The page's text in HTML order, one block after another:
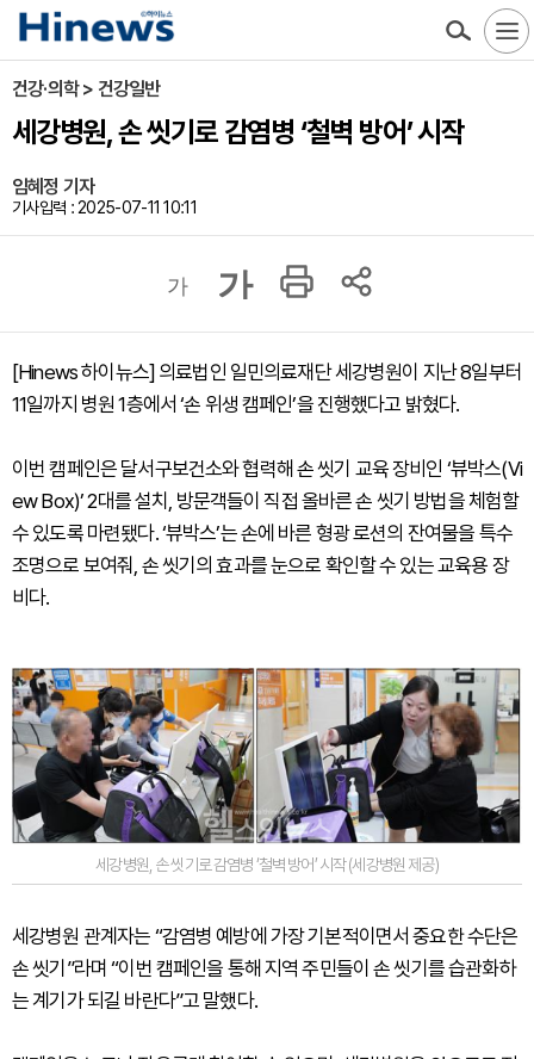
건강·의학 > 건강일반
세강병원, 손 씻기로 감염병 ‘철벽 방어’ 시작
임혜정 기자
기사입력 : 2025-07-11 10:11
가 가
[Hinews 하이뉴스] 의료법인 일민의료재단 세강병원이 지난 8일부터
11일까지 병원 1층에서 ‘손 위생 캠페인’을 진행했다고 밝혔다.
이번 캠페인은 달서구보건소와 협력해 손 씻기 교육 장비인 ‘뷰박스(Vi
ew Box)’ 2대를 설치, 방문객들이 직접 올바른 손 씻기 방법을 체험할
수 있도록 마련됐다. ‘뷰박스’는 손에 바른 형광 로션의 잔여물을 특수
조명으로 보여줘, 손 씻기의 효과를 눈으로 확인할 수 있는 교육용 장
비다.
세강병원, 손 씻기로 감염병 ‘철벽 방어’ 시작 (세강병원 제공)
세강병원 관계자는 “감염병 예방에 가장 기본적이면서 중요한 수단은
손 씻기”라며 “이번 캠페인을 통해 지역 주민들이 손 씻기를 습관화하
는 계기가 되길 바란다”고 말했다.